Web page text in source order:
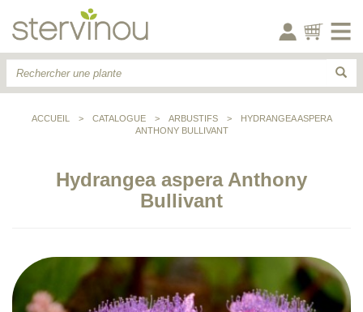
ACCUEIL > CATALOGUE > ARBUSTIFS >
HYDRANGEA ASPERA
ANTHONY BULLIVANT
Hydrangea aspera Anthony
Bullivant